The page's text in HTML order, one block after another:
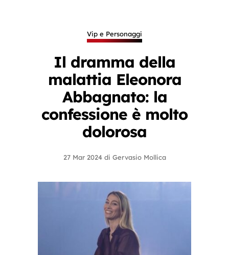
Vip e Personaggi
Il dramma della
malattia Eleonora
Abbagnato: la
confessione è molto
dolorosa
27 Mar 2024 di Gervasio Mollica